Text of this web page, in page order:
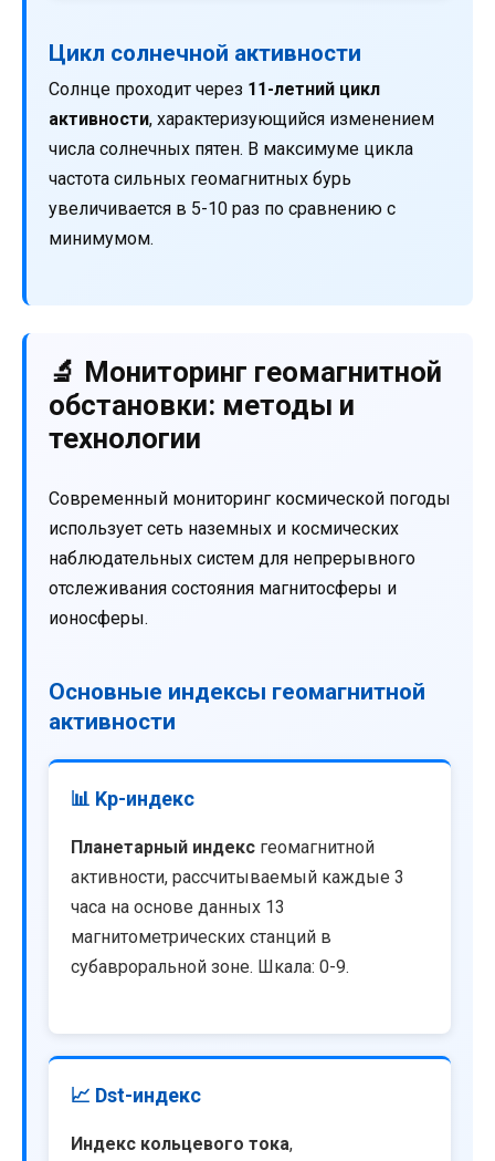
Цикл солнечной активности
Солнце проходит через 11-летний цикл
активности, характеризующийся изменением
числа солнечных пятен. В максимуме цикла
частота сильных геомагнитных бурь
увеличивается в 5-10 раз по сравнению с
минимумом.
🔬 Мониторинг геомагнитной
обстановки: методы и
технологии
Современный мониторинг космической погоды
использует сеть наземных и космических
наблюдательных систем для непрерывного
отслеживания состояния магнитосферы и
ионосферы.
Основные индексы геомагнитной
активности
📊 Kp-индекс
Планетарный индекс геомагнитной
активности, рассчитываемый каждые 3
часа на основе данных 13
магнитометрических станций в
субавроральной зоне. Шкала: 0-9.
📈 Dst-индекс
Индекс кольцевого тока,